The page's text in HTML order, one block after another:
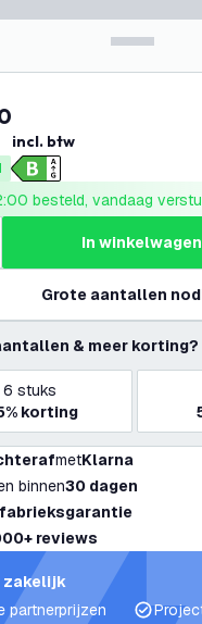
incl. btw
besteld, vandaag
hoeveelheid
hoeveelheid
in winkelwagen
Grote aantallen
& meer korting?
6 stuks
korting
metKlarna
binnen30 dagen
reviews
zakelijk
partnerprijzen